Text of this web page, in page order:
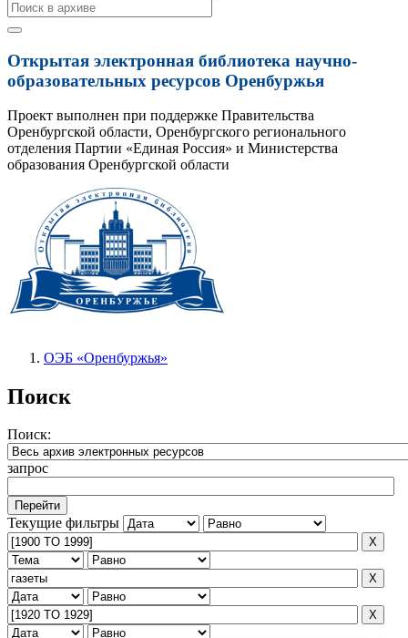
Открытая электронная библиотека научно-
образовательных ресурсов Оренбуржья
Проект выполнен при поддержке Правительства
Оренбургской области, Оренбургского регионального
отделения Партии «Единая Россия» и Министерства
образования Оренбургской области
ОЭБ «Оренбуржья»
Поиск
Поиск:
запрос
Текущие фильтры